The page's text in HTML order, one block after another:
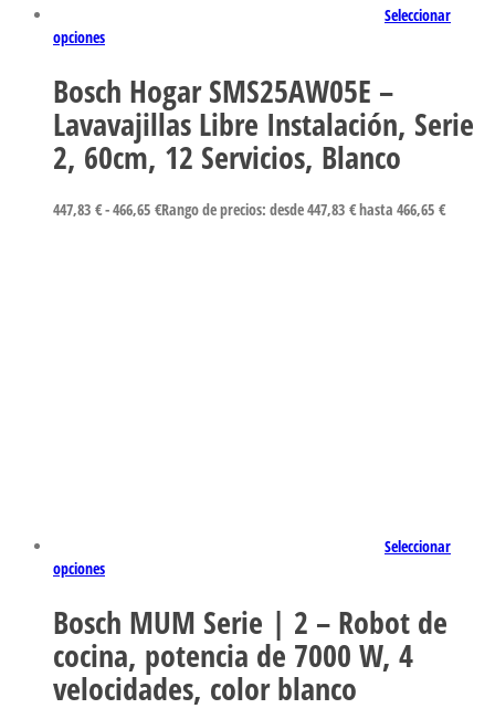
Seleccionar
opciones
Bosch Hogar SMS25AW05E –
Lavavajillas Libre Instalación, Serie
2, 60cm, 12 Servicios, Blanco
447,83 €-466,65 €Rango de precios: desde 447,83 € hasta 466,65 €
Seleccionar
opciones
Bosch MUM Serie | 2 – Robot de
cocina, potencia de 7000 W, 4
velocidades, color blanco